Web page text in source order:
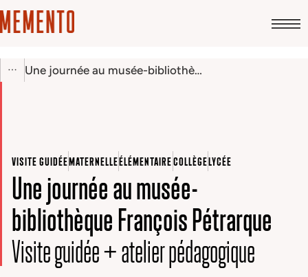
Une journée au musée-bibliothèque François Pétrarque
VISITE GUIDÉEMATERNELLEÉLÉMENTAIRECOLLÈGELYCÉE
Une journée au musée-
bibliothèque François Pétrarque
Visite guidée + atelier pédagogique